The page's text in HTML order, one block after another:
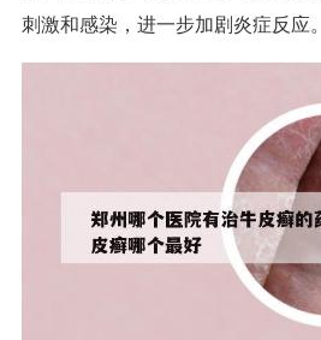
刺激和感染，进一步加剧炎症反应。